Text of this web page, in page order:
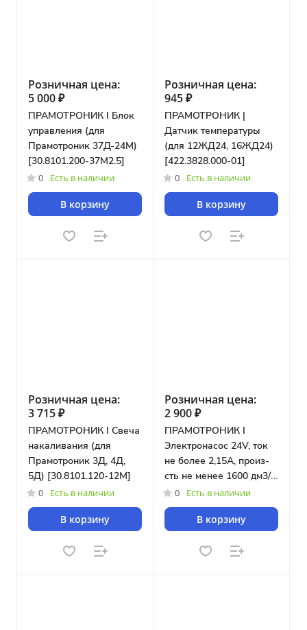
Розничная цена:
5 000 ₽
ПРАМОТРОНИК I Блок
управления (для
Прамотроник 37Д-24М)
[30.8101.200-37М2.5]
0 Есть в наличии
В корзину
Розничная цена:
945 ₽
ПРАМОТРОНИК |
Датчик температуры
(для 12ЖД24, 16ЖД24)
[422.3828.000-01]
0 Есть в наличии
В корзину
Розничная цена:
3 715 ₽
ПРАМОТРОНИК I Свеча
накаливания (для
Прамотроник 3Д, 4Д,
5Д) [30.8101.120-12М]
0 Есть в наличии
В корзину
Розничная цена:
2 900 ₽
ПРАМОТРОНИК I
Электронасос 24V, ток
не более 2,15A, произ-
сть не менее 1600 дм3/ч
(для Прамотроник
37Д-24М, 44Д-24М,
55Д-24М)
0 Есть в наличии
В корзину